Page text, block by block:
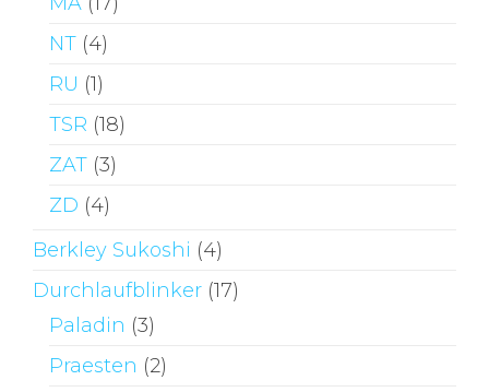
NT (4)
RU (1)
TSR (18)
ZAT (3)
ZD (4)
Berkley Sukoshi (4)
Durchlaufblinker (17)
Paladin (3)
Praesten (2)